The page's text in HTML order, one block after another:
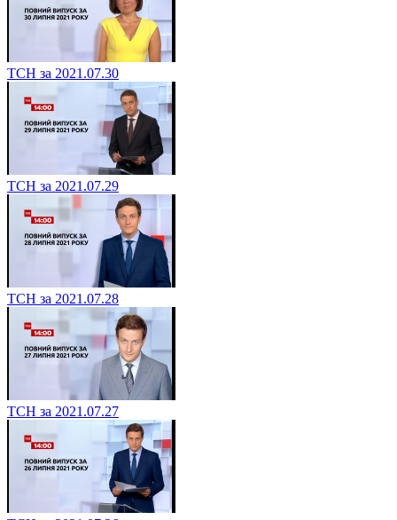
ТСН за 2021.07.30
ТСН за 2021.07.29
ТСН за 2021.07.28
ТСН за 2021.07.27